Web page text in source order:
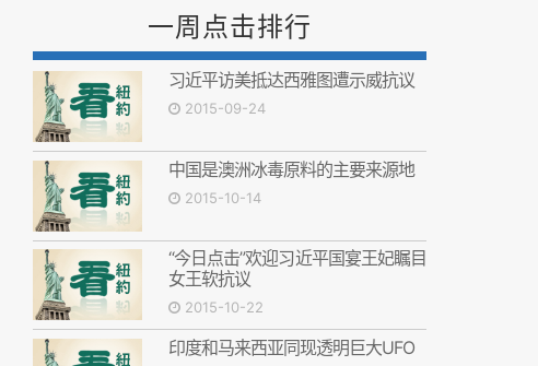
一周点击排行
习近平访美抵达西雅图遭示威抗议
2015-09-24
中国是澳洲冰毒原料的主要来源地
2015-10-14
“今日点击”欢迎习近平国宴王妃瞩目
女王软抗议
2015-10-22
印度和马来西亚同现透明巨大UFO